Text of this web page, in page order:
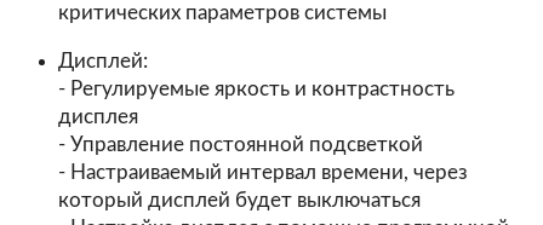
критических параметров системы
Дисплей:
- Регулируемые яркость и контрастность
дисплея
- Управление постоянной подсветкой
- Настраиваемый интервал времени, через
который дисплей будет выключаться